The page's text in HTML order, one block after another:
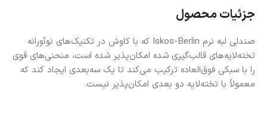
جزئیات محصول
صندلی لبه نرم Iskos-Berlin که با کاوش در تکنیک‌های نوآورانه
تخته‌لایه‌های قالب‌گیری شده امکان‌پذیر شده است، منحنی‌های قوی
را با سبکی فوق‌العاده ترکیب می‌کند تا یک سه‌بعدی ایجاد کند که
معمولاً با تخته‌لایه دو بعدی امکان‌پذیر نیست.